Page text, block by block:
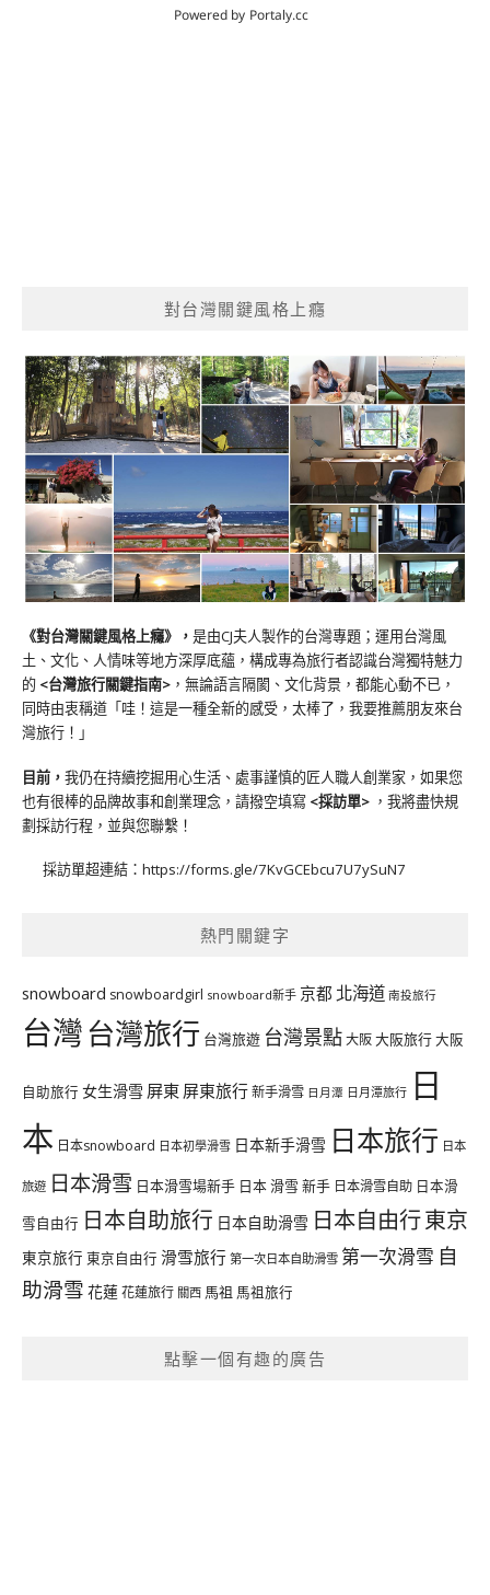
對台灣關鍵風格上癮
《對台灣關鍵風格上癮》 ， 是由CJ夫人製作的台灣專題；運用台灣風
土、文化、人情味等地方深厚底蘊，構成專為旅行者認識台灣獨特魅力
的 <台灣旅行關鍵指南> ，無論語言隔閡、文化背景，都能心動不已，
同時由衷稱道「哇！這是一種全新的感受，太棒了，我要推薦朋友來台
灣旅行！」
目前， 我仍在持續挖掘用心生活、處事謹慎的匠人職人創業家，如果您
也有很棒的品牌故事和創業理念，請撥空填寫 <採訪單> ，我將盡快規
劃採訪行程，並與您聯繫！
採訪單超連結： https://forms.gle/7KvGCEbcu7U7ySuN7
熱門關鍵字
snowboard snowboardgirl snowboard新手 京都 北海道 南投旅行
台灣台灣旅行 台灣旅遊 台灣景點大阪大阪旅行大阪
自助旅行 女生滑雪 屏東 屏東旅行新手滑雪 日月潭 日月潭旅行 日
本 日本snowboard 日本初學滑雪 日本新手滑雪 日本旅行 日本
旅遊 日本滑雪 日本滑雪場新手 日本 滑雪 新手 日本滑雪自助 日本滑
雪自由行 日本自助旅行 日本自助滑雪 日本自由行東京
東京旅行 東京自由行 滑雪旅行 第一次日本自助滑雪 第一次滑雪 自
助滑雪 花蓮花蓮旅行 關西 馬祖 馬祖旅行
點擊一個有趣的廣告